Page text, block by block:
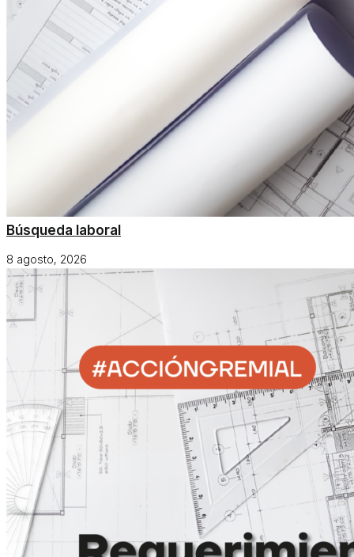
Búsqueda laboral
8 agosto, 2026